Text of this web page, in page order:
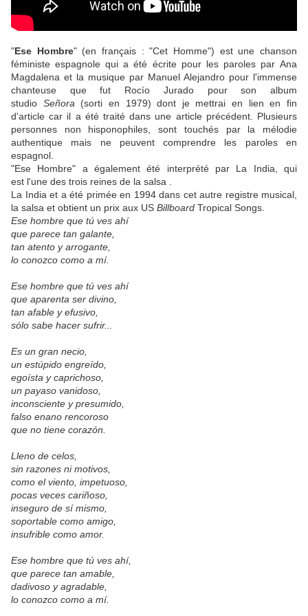
"Ese Hombre" (en français : "Cet Homme") est une chanson
féministe espagnole qui a été écrite pour les paroles par Ana
Magdalena et la musique par Manuel Alejandro pour l'immense
chanteuse que fut Rocío Jurado pour son album
studio Señora (sorti en 1979) dont je mettrai en lien en fin
d'article car il a été traité dans une article précédent. Plusieurs
personnes non hisponophiles, sont touchés par la mélodie
authentique mais ne peuvent comprendre les paroles en
espagnol.
"Ese Hombre" a également été interprété par La India, qui
est l'une des trois reines de la salsa .
La India et a été primée en 1994 dans cet autre registre musical,
la salsa et obtient un prix aux US Billboard Tropical Songs.
Ese hombre que tú ves ahí
que parece tan galante,
tan atento y arrogante,
lo conozco como a mí.
Ese hombre que tú ves ahí
que aparenta ser divino,
tan afable y efusivo,
sólo sabe hacer sufrir...
Es un gran necio,
un estúpido engreído,
egoísta y caprichoso,
un payaso vanidoso,
inconsciente y presumido,
falso enano rencoroso
que no tiene corazón.
Lleno de celos,
sin razones ni motivos,
como el viento, impetuoso,
pocas veces cariñoso,
inseguro de sí mismo,
soportable como amigo,
insufrible como amor.
Ese hombre que tú ves ahí,
que parece tan amable,
dadivoso y agradable,
lo conozco como a mí.